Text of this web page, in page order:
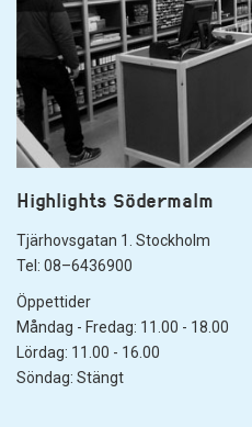
Highlights Södermalm
Tjärhovsgatan 1. Stockholm
Tel: 08–6436900
Öppettider
Måndag - Fredag: 11.00 - 18.00
Lördag: 11.00 - 16.00
Söndag: Stängt